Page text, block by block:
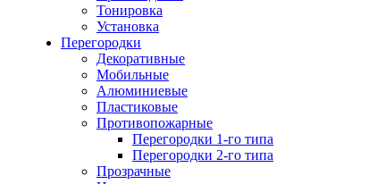
Тонировка
Установка
Перегородки
Декоративные
Мобильные
Алюминиевые
Пластиковые
Противопожарные
Перегородки 1-го типа
Перегородки 2-го типа
Прозрачные